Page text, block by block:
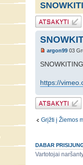
Atsakymo
rašymas
argon99 03
https://
Atsakymo
rašymas
Grįžti į Žiemos
DABAR
Vartotojai